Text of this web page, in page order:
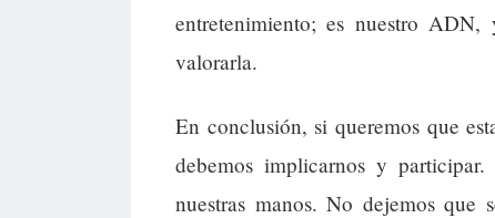
entretenimiento; es nuestro
valorarla.
En conclusión, si queremos que
debemos implicarnos y
nuestras manos. No dejemos